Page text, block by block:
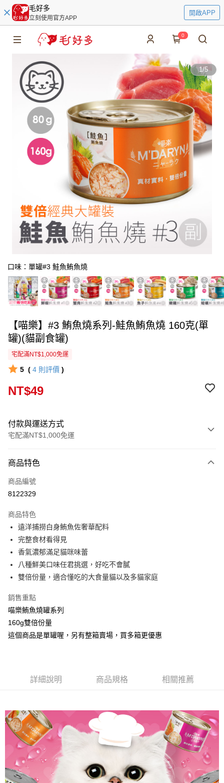
毛好多
立刻使用官方APP
開啟APP
0
1/5
口味：單罐#3 鮭魚鮪魚燒
【喵樂】#3 鮪魚燒系列-鮭魚鮪魚燒 160克(單
罐)(貓副食罐)
宅配滿NT$1,000免運
5 ( 4 則評價 )
NT$49
付款與運送方式
宅配滿NT$1,000免運
信用卡一次付款
信用卡分期付款
合作金庫商業銀行
華南商業銀行
上海商業儲蓄銀行
國泰世華商業銀行
臺灣中小企業銀行
台中商業銀行
匯豐（台灣）商業銀行
華泰商業銀行
聯邦商業銀行
遠東國際商業銀行
元大商業銀行
台新國際商業銀行
台灣樂天信用卡公司
LINE Pay
Apple Pay
街口支付
悠遊付
Google Pay
全盈+PAY
大哥付你分期
2.付款方式選擇「大哥付你分期」，訂單成立後會自動跳轉到大哥付的交易
流程，驗證手機門號後，選擇欲分期的期數、繳款截止日，確認付款後即完
4.訂單成立30分鐘內，如未前往確認交易或遇審核未通過，訂單將自動取
消。如遇「轉專審核」未通過狀況，表示未達大哥付你分期系統評分，恕無
法說明評估內容。
【繳款方式說明】
1.分期款項不併入電信帳單，「大哥付你分期」於每月結算日後寄送繳費提
醒簡訊。
2.透過簡訊連結打開帳單後，可選擇「超商條碼／台灣大直營門市／銀行轉
帳／街口支付／iPASS MONEY」等通路繳費。
相關說明
１．簡單：不需註冊會員、不需綁卡、不需儲值。
２．便利：只要手機號碼，簡訊認證，即可結帳。
３．安心：先確認商品／服務後，再付款。
【「AFTEE先享後付」結帳流程】
１．於結帳方式選擇「AFTEE先享後付」後，將跳轉至「AFTEE先享後付」
結帳頁面，進行簡訊認證並確認金額後，即可完成結帳。
２．訂單成立數日內，您將收到繳費通知簡訊。
貨到付款
運送方式
本島宅配
每筆NT$95，滿NT$1,000(含以上)免運費
商品特色
商品編號
8122329
商品特色
遠洋捕撈白身鮪魚佐奢華配料
完整食材看得見
香氣濃郁滿足貓咪味蕾
八種鮮美口味任君挑選，好吃不會膩
雙倍份量，適合懂吃的大食量貓以及多貓家庭
銷售重點
喵樂鮪魚燒罐系列
160g雙倍份量
這個商品是單罐喔，另有整箱賣場，買多箱更優惠
詳細說明 商品規格 相關推薦